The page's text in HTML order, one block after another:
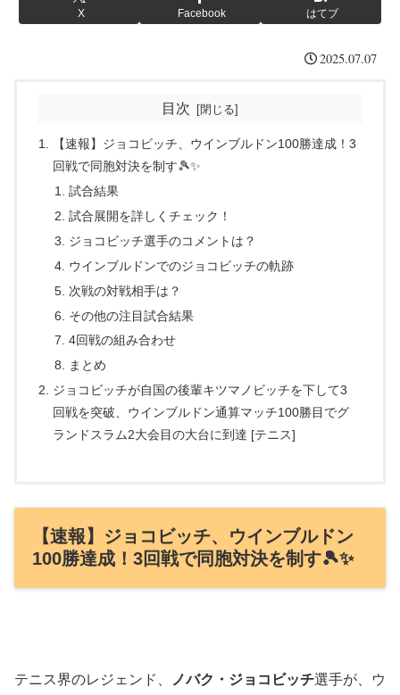
X Facebook はてブ
2025.07.07
目次
【速報】ジョコビッチ、ウインブルドン100勝達成！3
回戦で同胞対決を制す🎾✨
試合結果
試合展開を詳しくチェック！
ジョコビッチ選手のコメントは？
ウインブルドンでのジョコビッチの軌跡
次戦の対戦相手は？
その他の注目試合結果
4回戦の組み合わせ
まとめ
ジョコビッチが自国の後輩キツマノビッチを下して3
回戦を突破、ウインブルドン通算マッチ100勝目でグ
ランドスラム2大会目の大台に到達 [テニス]
【速報】ジョコビッチ、ウインブルドン
100勝達成！3回戦で同胞対決を制す🎾✨
テニス界のレジェンド、 ノバク・ジョコビッチ選手が、ウ